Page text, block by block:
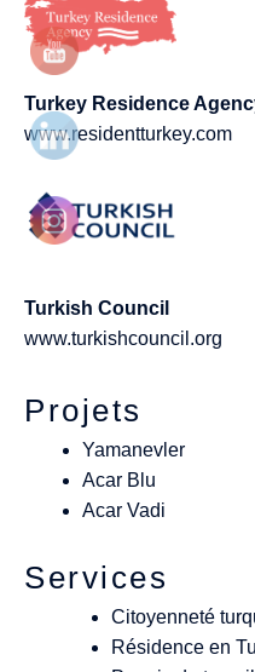
Turkey Residence
www.residentturkey.com
Turkish Council
www.turkishcouncil.org
Projets
Yamanevler
Acar Blu
Acar Vadi
Services
Citoyenneté
Résidence en